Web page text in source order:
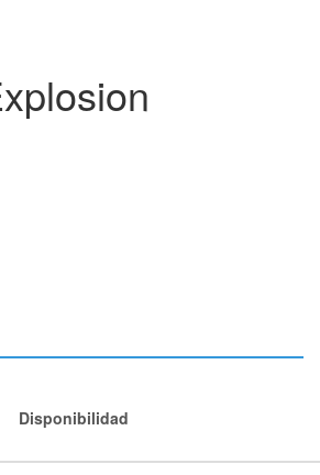
Disponibilidad